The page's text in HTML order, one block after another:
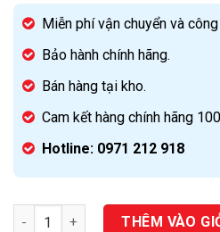
Miễn phí vận chuyển và
Bảo hành chính hãng.
Bán hàng tại kho.
Cam kết hàng chính hãng
Hotline: 0971 212 918
Số lượng THÊM VÀO